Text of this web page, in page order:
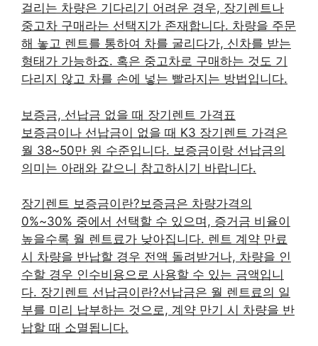
걸리는 차량은 기다리기 어려운 경우, 장기렌트나
중고차 구매라는 선택지가 존재합니다. 차량을 주문
해 놓고 렌트를 통하여 차를 굴리다가, 신차를 받는
형태가 가능하죠. 혹은 중고차로 구매하는 것도 기
다리지 않고 차를 손에 넣는 빨라지는 방법입니다.
보증금, 선납금 없을 때 장기렌트 가격표
보증금이나 선납금이 없을 때 K3 장기렌트 가격은
월 38~50만 원 수준입니다. 보증금이랑 선납금의
의미는 아래와 같으니 참고하시기 바랍니다.
장기렌트 보증금이란?보증금은 차량가격의
0%~30% 중에서 선택할 수 있으며, 증거금 비율이
높을수록 월 렌트료가 낮아집니다. 렌트 계약 만료
시 차량을 반납할 경우 전액 돌려받거나, 차량을 인
수할 경우 인수비용으로 사용할 수 있는 금액입니
다. 장기렌트 선납금이란?선납금은 월 렌트료의 일
부를 미리 납부하는 것으로, 계약 만기 시 차량을 반
납할 때 소멸됩니다.